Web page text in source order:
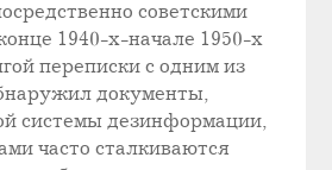
советскими
1940-х-начале 1950-х
переписки с одним из
документы,
системы дезинформации,
часто сталкиваются